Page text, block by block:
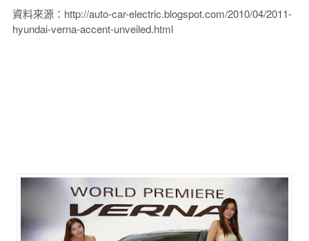
資料來源：http://auto-car-electric.blogspot.com/2010/04/2011-
hyundai-verna-accent-unveiled.html